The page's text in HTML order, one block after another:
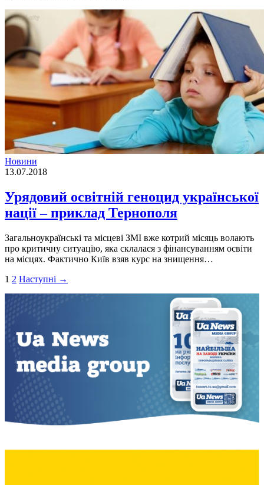
Новини
13.07.2018
Урядовий освітній геноцид української
нації – приклад Тернополя
Загальноукраїнські та місцеві ЗМІ вже котрий місяць волають
про критичну ситуацію, яка склалася з фінансуванням освіти
на місцях. Фактично Київ взяв курс на знищення…
Пагінація
записів
1 2 Наступні →